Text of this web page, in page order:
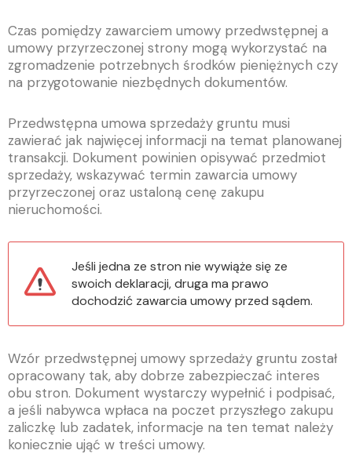
Czas pomiędzy zawarciem umowy przedwstępnej a
umowy przyrzeczonej strony mogą wykorzystać na
zgromadzenie potrzebnych środków pieniężnych czy
na przygotowanie niezbędnych dokumentów.
Przedwstępna umowa sprzedaży gruntu musi
zawierać jak najwięcej informacji na temat planowanej
transakcji. Dokument powinien opisywać przedmiot
sprzedaży, wskazywać termin zawarcia umowy
przyrzeczonej oraz ustaloną cenę zakupu
nieruchomości.
Jeśli jedna ze stron nie wywiąże się ze
swoich deklaracji, druga ma prawo
dochodzić zawarcia umowy przed sądem.
Wzór przedwstępnej umowy sprzedaży gruntu został
opracowany tak, aby dobrze zabezpieczać interes
obu stron. Dokument wystarczy wypełnić i podpisać,
a jeśli nabywca wpłaca na poczet przyszłego zakupu
zaliczkę lub zadatek, informacje na ten temat należy
koniecznie ująć w treści umowy.